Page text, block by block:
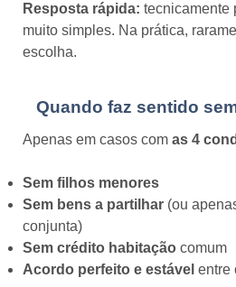
Resposta rápida: tecnicamente
muito simples. Na prática,
escolha.
Quando faz sentido
Apenas em casos com as 4
Sem filhos menores
Sem bens a partilhar (ou
conjunta)
Sem crédito habitação comum
Acordo perfeito e estável entre